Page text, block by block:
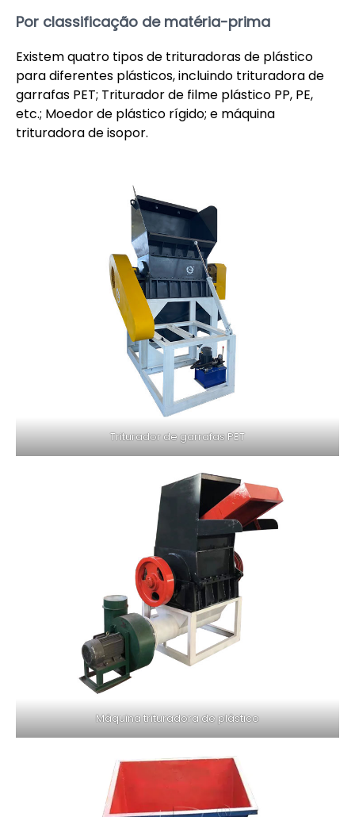
Por classificação de matéria-prima
Existem quatro tipos de trituradoras de plástico
para diferentes plásticos, incluindo trituradora de
garrafas PET; Triturador de filme plástico PP, PE,
etc.; Moedor de plástico rígido; e máquina
trituradora de isopor.
Triturador de garrafas PET
Máquina trituradora de plástico